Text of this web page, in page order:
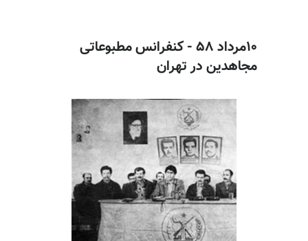
۱۰مرداد ۵۸ - کنفرانس مطبوعاتی
مجاهدین در تهران